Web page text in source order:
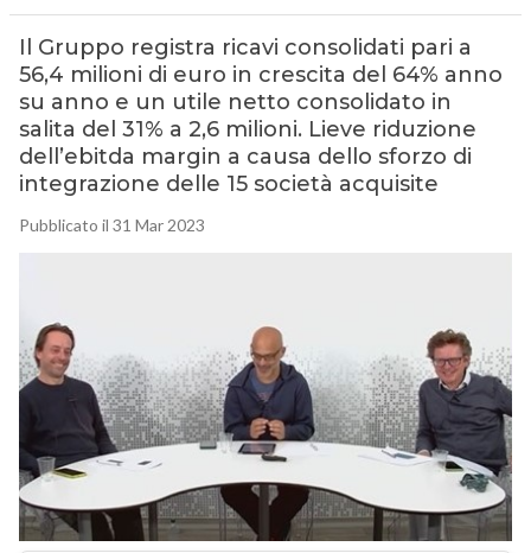
Il Gruppo registra ricavi consolidati pari a
56,4 milioni di euro in crescita del 64% anno
su anno e un utile netto consolidato in
salita del 31% a 2,6 milioni. Lieve riduzione
dell’ebitda margin a causa dello sforzo di
integrazione delle 15 società acquisite
Pubblicato il 31 Mar 2023